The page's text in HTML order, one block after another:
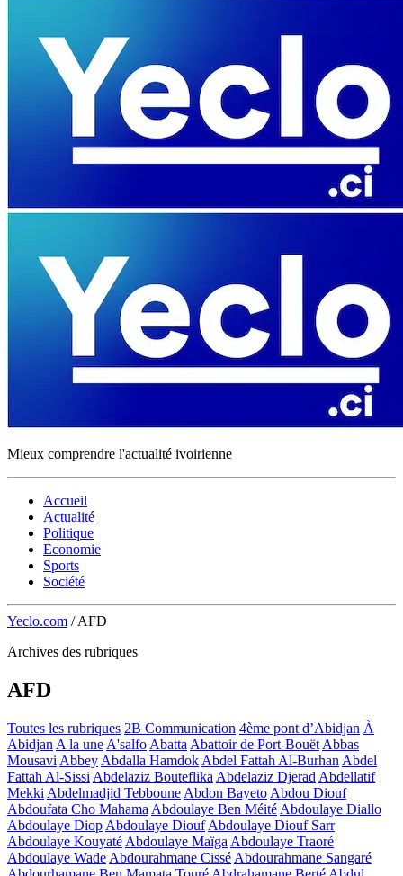
Mieux comprendre l'actualité ivoirienne
Accueil
Actualité
Politique
Economie
Sports
Société
Yeclo.com / AFD
Archives des rubriques
AFD
Toutes les rubriques 2B Communication 4ème pont d’Abidjan À
Abidjan A la une A'salfo Abatta Abattoir de Port-Bouët Abbas
Mousavi Abbey Abdalla Hamdok Abdel Fattah Al-Burhan Abdel
Fattah Al-Sissi Abdelaziz Bouteflika Abdelaziz Djerad Abdellatif
Mekki Abdelmadjid Tebboune Abdon Bayeto Abdou Diouf
Abdoufata Cho Mahama Abdoulaye Ben Méité Abdoulaye Diallo
Abdoulaye Diop Abdoulaye Diouf Abdoulaye Diouf Sarr
Abdoulaye Kouyaté Abdoulaye Maïga Abdoulaye Traoré
Abdoulaye Wade Abdourahmane Cissé Abdourahmane Sangaré